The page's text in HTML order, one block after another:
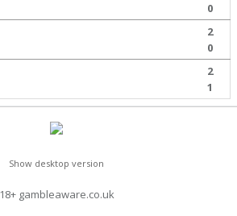
0
2
0
2
1
Show desktop version
18+ gambleaware.co.uk